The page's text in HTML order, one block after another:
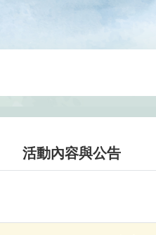
活動內容與公告